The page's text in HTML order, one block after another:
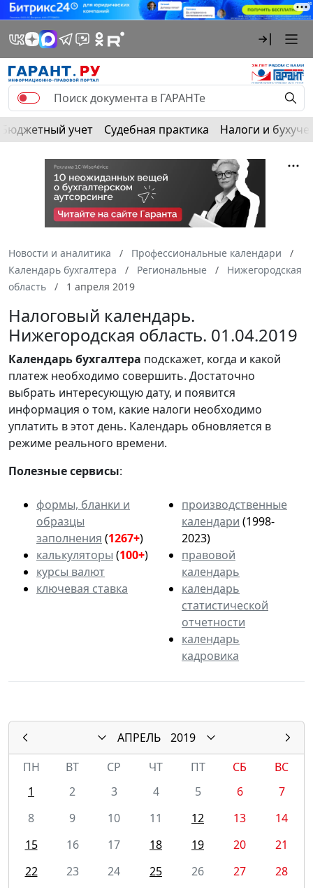
Бюджетный учет Судебная практика Налоги и
Новости и аналитика
Профессиональные календари
Календарь бухгалтера
Региональные
Нижегородская
область
1 апреля 2019
Налоговый календарь.
Нижегородская область. 01.04.2019
Календарьбухгалтера подскажет, когда и какой
платеж необходимо совершить. Достаточно
выбрать интересующую дату, и появится
информация о том, какие налоги необходимо
уплатить в этот день. Календарь обновляется в
режиме реального времени.
Полезные сервисы:
формы, бланки и
образцы
заполнения (1267+)
калькуляторы (100+)
курсы валют
ключевая ставка
производственные
календари (1998-
2023)
правовой
календарь
календарь
статистической
отчетности
календарь
кадровика
АПРЕЛЬ
2019
ПН
ВТ СР ЧТ ПТ СБ
ВС
1
2 3 4 5 6
7
8
9 10 11 12 13
14
15
16 17 18 19 20
21
22
23 24 25 26 27
28